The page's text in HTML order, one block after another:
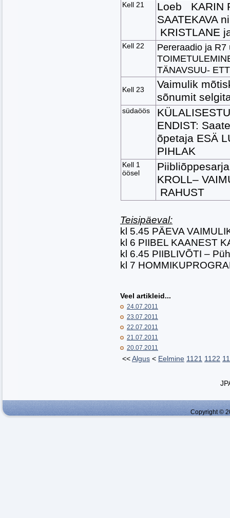
Kell 21 Loeb
KARIN
SAATEKAVA
KRISTLANE
Kell 22
Pereraadio ja
TÄNAVSUU-
Kell 23
Vaimulik
sõnumit
südaöös
ENDIST:
õpetaja ESÄ
PIHLAK
Kell 1
öösel
KROLL–
RAHUST
Teisipäeval:
kl 5.45 PÄEVA
kl 6 PIIBEL KAANEST
kl 6.45 PIIBLIVÕTI –
kl 7
Veel artikleid...
24.07.2011
23.07.2011
22.07.2011
21.07.2011
20.07.2011
<<Algus < Eelmine 1121 1122
Copyright ©